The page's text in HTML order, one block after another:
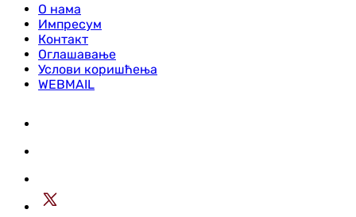
О нама
Импресум
Контакт
Оглашавање
Услови коришћења
WEBMAIL